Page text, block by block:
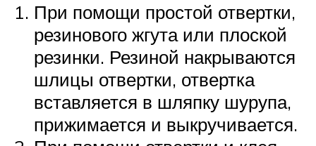
При помощи простой отвертки,
резинового жгута или плоской
резинки. Резиной накрываются
шлицы отвертки, отвертка
вставляется в шляпку шурупа,
прижимается и выкручивается.